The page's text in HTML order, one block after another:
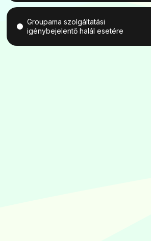
Groupama szolgáltatási
igénybejelentő halál esetére